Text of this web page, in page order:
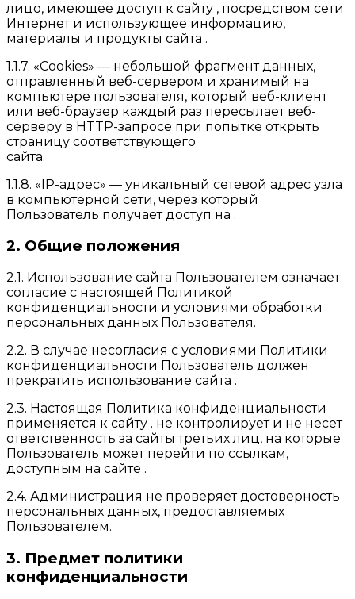
лицо, имеющее доступ к сайту , посредством сети
Интернет и использующее информацию,
материалы и продукты сайта .
1.1.7. «Cookies» — небольшой фрагмент данных,
отправленный веб-сервером и хранимый на
компьютере пользователя, который веб-клиент
или веб-браузер каждый раз пересылает веб-
серверу в HTTP-запросе при попытке открыть
страницу соответствующего
сайта.
1.1.8. «IP-адрес» — уникальный сетевой адрес узла
в компьютерной сети, через который
Пользователь получает доступ на .
2. Общие положения
2.1. Использование сайта Пользователем означает
согласие с настоящей Политикой
конфиденциальности и условиями обработки
персональных данных Пользователя.
2.2. В случае несогласия с условиями Политики
конфиденциальности Пользователь должен
прекратить использование сайта .
2.3. Настоящая Политика конфиденциальности
применяется к сайту . не контролирует и не несет
ответственность за сайты третьих лиц, на которые
Пользователь может перейти по ссылкам,
доступным на сайте .
2.4. Администрация не проверяет достоверность
персональных данных, предоставляемых
Пользователем.
3. Предмет политики
конфиденциальности